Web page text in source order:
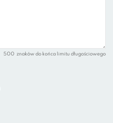
500 znaków do końca limitu długościowego